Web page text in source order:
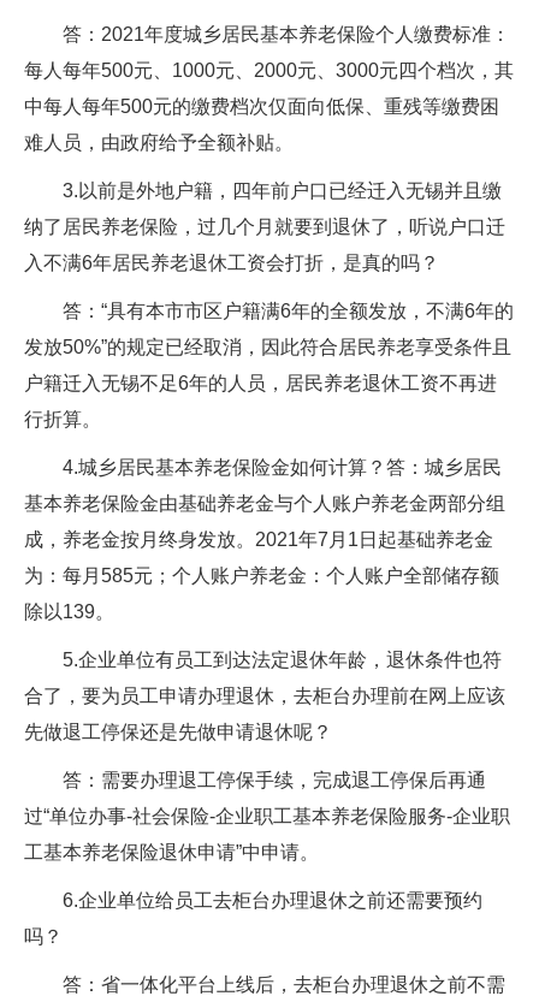
答：2021年度城乡居民基本养老保险个人缴费标准：
每人每年500元、1000元、2000元、3000元四个档次，其
中每人每年500元的缴费档次仅面向低保、重残等缴费困
难人员，由政府给予全额补贴。
3.以前是外地户籍，四年前户口已经迁入无锡并且缴
纳了居民养老保险，过几个月就要到退休了，听说户口迁
入不满6年居民养老退休工资会打折，是真的吗？
答：“具有本市市区户籍满6年的全额发放，不满6年的
发放50%”的规定已经取消，因此符合居民养老享受条件且
户籍迁入无锡不足6年的人员，居民养老退休工资不再进
行折算。
4.城乡居民基本养老保险金如何计算？答：城乡居民
基本养老保险金由基础养老金与个人账户养老金两部分组
成，养老金按月终身发放。2021年7月1日起基础养老金
为：每月585元；个人账户养老金：个人账户全部储存额
除以139。
5.企业单位有员工到达法定退休年龄，退休条件也符
合了，要为员工申请办理退休，去柜台办理前在网上应该
先做退工停保还是先做申请退休呢？
答：需要办理退工停保手续，完成退工停保后再通
过“单位办事-社会保险-企业职工基本养老保险服务-企业职
工基本养老保险退休申请”中申请。
6.企业单位给员工去柜台办理退休之前还需要预约
吗？
答：省一体化平台上线后，去柜台办理退休之前不需